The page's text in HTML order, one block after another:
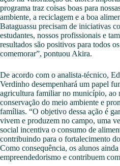
programa traz coisas boas para
ambiente, a reciclagem e a boa
Bataguassu precisam de iniciativas
estudantes, nossos profissionais e
resultados são positivos para todos
comemorar”, pontuou Akira.
De acordo com o analista-técnico,
Verdinho desempenhará um papel
agricultura familiar no município, ao
conservação do meio ambiente e
famílias. “O objetivo dessa ação é
vivem e produzem no campo, uma
social incentiva o consumo de
contribuindo para o fortalecimento
Como consequência, os alunos
empreendedorismo e contribuem